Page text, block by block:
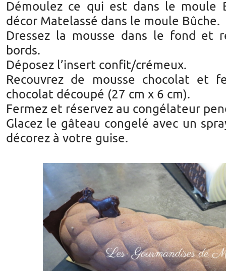
Démoulez ce qui est dans le moule
décor Matelassé dans le moule Bûche.
Dressez la mousse dans le fond et
bords.
Déposez l’insert confit/crémeux.
Recouvrez de mousse chocolat et
chocolat découpé (27 cm x 6 cm).
Fermez et réservez au congélateur
Glacez le gâteau congelé avec un
décorez à votre guise.